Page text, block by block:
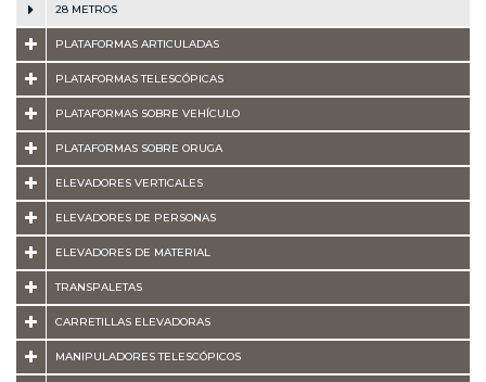
28 METROS
PLATAFORMAS ARTICULADAS
PLATAFORMAS TELESCÓPICAS
PLATAFORMAS SOBRE VEHÍCULO
PLATAFORMAS SOBRE ORUGA
ELEVADORES VERTICALES
ELEVADORES DE PERSONAS
ELEVADORES DE MATERIAL
TRANSPALETAS
CARRETILLAS ELEVADORAS
MANIPULADORES TELESCÓPICOS